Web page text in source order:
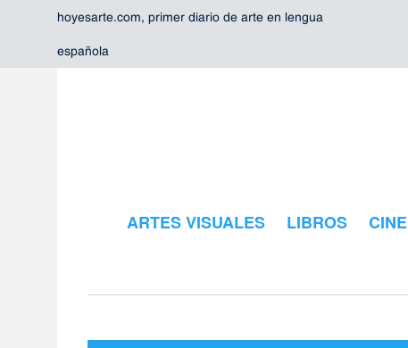
hoyesarte.com, primer diario de arte en lengua
española
ARTES VISUALES LIBROS CINE